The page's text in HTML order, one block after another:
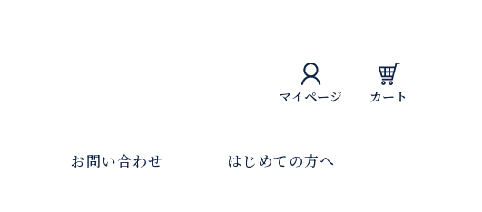
マイページ カート
お問い合わせ はじめての方へ